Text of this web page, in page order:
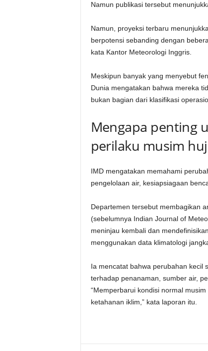
Namun publikasi tersebut
Namun, proyeksi terbaru
berpotensi sebanding dengan
kata Kantor Meteorologi Inggris.
Meskipun banyak yang menyebut
Dunia mengatakan bahwa mereka
bukan bagian dari klasifikasi
Mengapa penting
perilaku musim
IMD mengatakan memahami
pengelolaan air, kesiapsiagaan
Departemen tersebut membagikan
(sebelumnya Indian Journal of
meninjau kembali dan
menggunakan data klimatologi
Ia mencatat bahwa perubahan kecil
terhadap penanaman, sumber air,
“Memperbarui kondisi normal
ketahanan iklim,” kata laporan itu.